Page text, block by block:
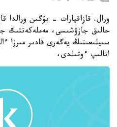
ورال. قازاقپارات - بۇگىن ورالدا
حالىق جازۋشىسى، مەملەكەتتىك
سىيلىعىنىڭ يەگەرى قادىر مىرزا
اتالىپ ءوتىلدى،